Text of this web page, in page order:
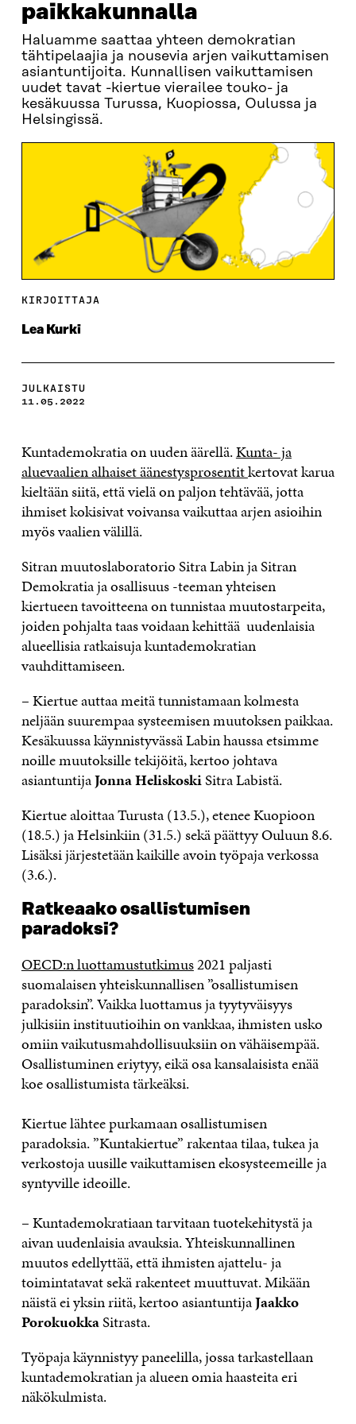
paikkakunnalla
Haluamme saattaa yhteen demokratian
tähtipelaajia ja nousevia arjen vaikuttamisen
asiantuntijoita. Kunnallisen vaikuttamisen
uudet tavat -kiertue vierailee touko- ja
kesäkuussa Turussa, Kuopiossa, Oulussa ja
Helsingissä.
KIRJOITTAJA
Lea Kurki
JULKAISTU
11.05.2022
Kuntademokratia on uuden äärellä.Kunta- ja
aluevaalien alhaiset äänestysprosentitkertovat karua
kieltään siitä, että vielä on paljon tehtävää, jotta
ihmiset kokisivat voivansa vaikuttaa arjen asioihin
myös vaalien välillä.
Sitran muutoslaboratorio Sitra Labin ja Sitran
Demokratia ja osallisuus -teeman yhteisen
kiertueen tavoitteena on tunnistaa muutostarpeita,
joiden pohjalta taas voidaan kehittää uudenlaisia
alueellisia ratkaisuja kuntademokratian
vauhdittamiseen.
– Kiertue auttaa meitä tunnistamaan kolmesta
neljään suurempaa systeemisen muutoksen paikkaa.
Kesäkuussa käynnistyvässä Labin haussa etsimme
noille muutoksille tekijöitä, kertoo johtava
asiantuntijaJonna HeliskoskiSitra Labistä.
Kiertue aloittaa Turusta (13.5.), etenee Kuopioon
(18.5.) ja Helsinkiin (31.5.) sekä päättyy Ouluun 8.6.
Lisäksi järjestetään kaikille avoin työpaja verkossa
(3.6.).
Ratkeaako osallistumisen
paradoksi?
OECD:n luottamustutkimus2021 paljasti
suomalaisen yhteiskunnallisen ”osallistumisen
paradoksin”. Vaikka luottamus ja tyytyväisyys
julkisiin instituutioihin on vankkaa, ihmisten usko
omiin vaikutusmahdollisuuksiin on vähäisempää.
Osallistuminen eriytyy, eikä osa kansalaisista enää
koe osallistumista tärkeäksi.
Kiertue lähtee purkamaan osallistumisen
paradoksia. ”Kuntakiertue” rakentaa tilaa, tukea ja
verkostoja uusille vaikuttamisen ekosysteemeille ja
syntyville ideoille.
– Kuntademokratiaan tarvitaan tuotekehitystä ja
aivan uudenlaisia avauksia. Yhteiskunnallinen
muutos edellyttää, että ihmisten ajattelu- ja
toimintatavat sekä rakenteet muuttuvat. Mikään
näistä ei yksin riitä, kertoo asiantuntijaJaakko
PorokuokkaSitrasta.
Työpaja käynnistyy paneelilla, jossa tarkastellaan
kuntademokratian ja alueen omia haasteita eri
näkökulmista.